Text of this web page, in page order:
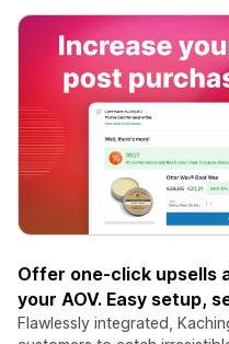
Offer one-click upsells
your AOV. Easy setup,
Flawlessly integrated,